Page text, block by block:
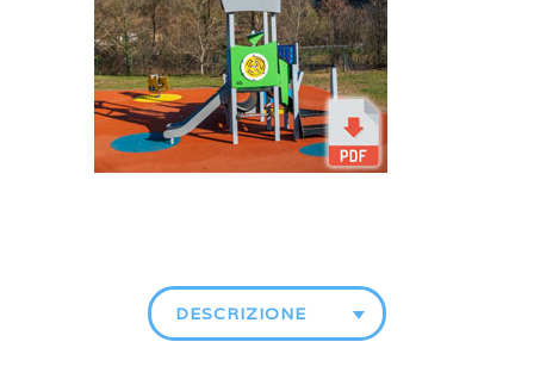
DESCRIZIONE